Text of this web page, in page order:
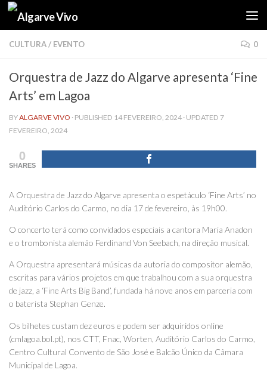
Skip to content
CULTURA/ EVENTO 0
Orquestra de Jazz do Algarve apresenta ‘Fine
Arts’ em Lagoa
BYALGARVE VIVO · PUBLISHED 14 FEVEREIRO, 2024 · UPDATED 7
FEVEREIRO, 2024
0
SHARES
A Orquestra de Jazz do Algarve apresenta o espetáculo ‘Fine Arts’ no
Auditório Carlos do Carmo, no dia 17 de fevereiro, às 19h00.
O concerto terá como convidados especiais a cantora Maria Anadon
e o trombonista alemão Ferdinand Von Seebach, na direção musical.
A Orquestra apresentará músicas da autoria do compositor alemão,
escritas para vários projetos em que trabalhou com a sua orquestra
de jazz, a ‘Fine Arts Big Band’, fundada há nove anos em parceria com
o baterista Stephan Genze.
Os bilhetes custam dez euros e podem ser adquiridos online
(cmlagoa.bol.pt), nos CTT, Fnac, Worten, Auditório Carlos do Carmo,
Centro Cultural Convento de São José e Balcão Único da Câmara
Municipal de Lagoa.